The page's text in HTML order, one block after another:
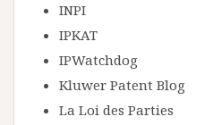
INPI
IPKAT
IPWatchdog
Kluwer Patent Blog
La Loi des Parties